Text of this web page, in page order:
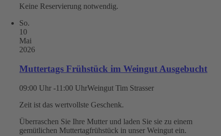
Keine Reservierung notwendig.
So.
10
Mai
2026
Muttertags Frühstück im Weingut Ausgebucht
09:00 Uhr -11:00 UhrWeingut Tim Strasser
Zeit ist das wertvollste Geschenk.
Überraschen Sie Ihre Mutter und laden Sie sie zu einem
gemütlichen Muttertagfrühstück in unser Weingut ein.